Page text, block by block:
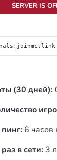
SERVER IS
(30 дней):
6 часов
в сети: 3